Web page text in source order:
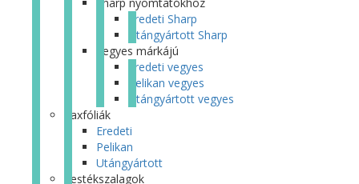
Eredeti Sharp
Utángyártott Sharp
Vegyes márkájú
Eredeti vegyes
Pelikan vegyes
Utángyártott vegyes
Faxfóliák
Eredeti
Pelikan
Utángyártott
Festékszalagok